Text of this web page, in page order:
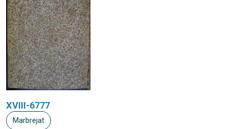
XVIII-6777
Marbrejat